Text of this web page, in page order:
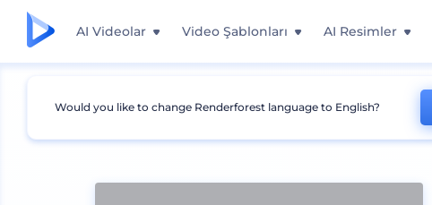
AI Videolar Video Şablonları AI Resimler
Mockuplar Cihazlar Masaüstü Mockup
Would you like to change Renderforest language to English?